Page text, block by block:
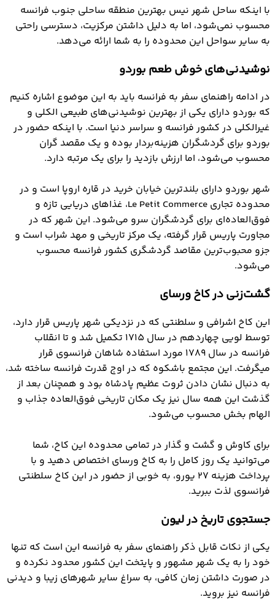
با اینکه ساحل شهر نیس بهترین منطقه ساحلی جنوب فرانسه
محسوب نمی‌شود، اما به دلیل داشتن مرکزیت، دسترسی راحتی
به سایر سواحل این محدوده را به شما ارائه می‌دهد.
نوشیدنی‌های خوش طعم بوردو
در ادامه راهنمای سفر به فرانسه باید به این موضوع اشاره کنیم
که بوردو دارای یکی از بهترین نوشیدنی‌های طبیعی الکلی و
غیرالکلی در کشور فرانسه و سراسر دنیا است. با اینکه حضور در
بوردو برای گردشگران هزینه‌بردار بوده و یک مقصد گران
محسوب می‌شود، اما ارزش بازدید را برای یک مرتبه دارد.
شهر بوردو دارای بلندترین خیابان خرید در قاره اروپا است و در
محدوده تجاری Le Petit Commerce، غذاهای دریایی تازه و
فوق‌العاده‌ای برای گردشگران سرو می‌‎شود. این شهر که در
مجاورت پاریس قرار گرفته، یک مرکز تاریخی و مهد شراب است و
جزو محبوب‌ترین مقاصد گردشگری کشور فرانسه محسوب
می‌شود.
گشت‌زنی در کاخ ورسای
این کاخ اشرافی و سلطنتی که در نزدیکی شهر پاریس قرار دارد،
توسط لویی چهاردهم در سال 1715 تکمیل شد و تا انقلاب
فرانسه در سال 1789 مورد استفاده شاهان فرانسوی قرار
میگرفت. این مجتمع باشکوه که در اوج قدرت فرانسه ساخته شد،
به دنبال نشان دادن ثروت عظیم پادشاه بود و همچنان بعد از
گذشت این همه سال نیز یک مکان تاریخی فوق‌العاده جذاب و
الهام بخش محسوب می‌شود.
برای کاوش و گشت و گذار در تمامی محدوده این کاخ، شما
می‌توانید یک روز کامل را به کاخ ورسای اختصاص دهید و با
پرداخت هزینه 27 یورو، به خوبی از حضور در این کاخ سلطنتی
فرانسوی لذت ببرید.
جستجوی تاریخ در لیون
یکی از نکات قابل ذکر راهنمای سفر به فرانسه این است که تنها
خود را به یک شهر مشهور و پایتخت این کشور محدود نکرده و
در صورت داشتن زمان کافی، به سراغ سایر شهرهای زیبا و دیدنی
فرانسه نیز بروید.